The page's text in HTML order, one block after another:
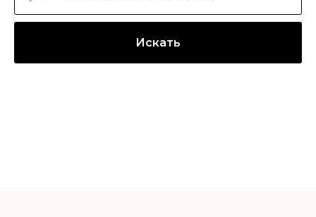
Искать